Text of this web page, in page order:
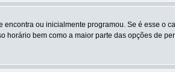
ou inicialmente programou. Se é esse o
bem como a maior parte das opções de